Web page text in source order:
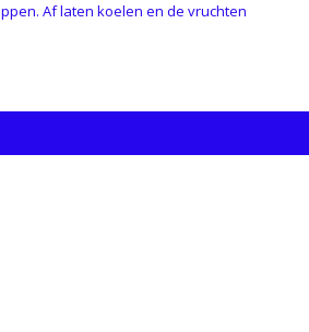
Af laten koelen en de vruchten